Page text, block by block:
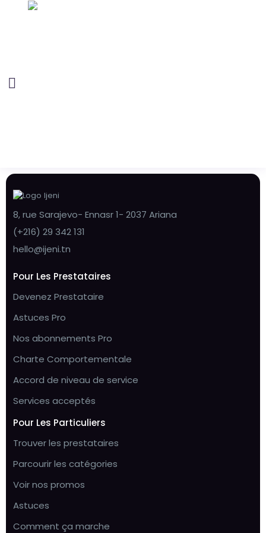
8, rue Sarajevo- Ennasr 1- 2037 Ariana
(+216) 29 342 131
hello@ijeni.tn
Pour Les Prestataires
Devenez Prestataire
Astuces Pro
Nos abonnements Pro
Charte Comportementale
Accord de niveau de service
Services acceptés
Pour Les Particuliers
Trouver les prestataires
Parcourir les catégories
Voir nos promos
Astuces
Comment ça marche